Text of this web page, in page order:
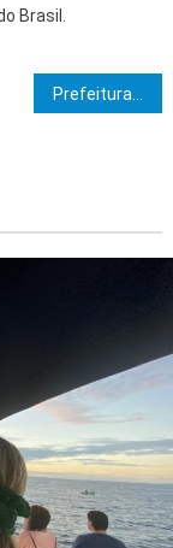
Brasil.